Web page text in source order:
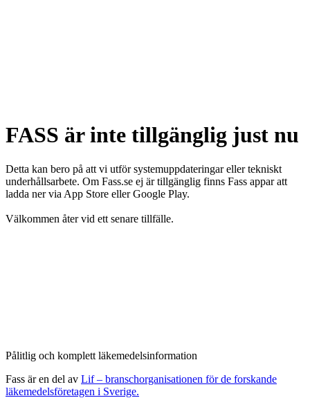
FASS är inte tillgänglig just nu
Detta kan bero på att vi utför systemuppdateringar eller tekniskt
underhållsarbete. Om Fass.se ej är tillgänglig finns Fass appar att
ladda ner via App Store eller Google Play.
Välkommen åter vid ett senare tillfälle.
Pålitlig och komplett läkemedelsinformation
Fass är en del av Lif – branschorganisationen för de forskande
läkemedelsföretagen i Sverige.